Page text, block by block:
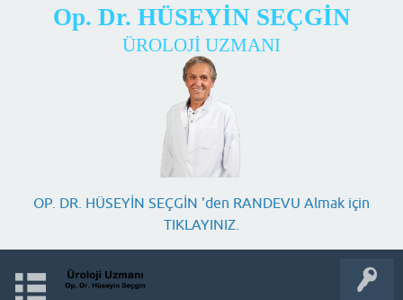
Op. Dr. HÜSEYİN SEÇGİN
ÜROLOJİ UZMANI
OP. DR. HÜSEYİN SEÇGİN 'den RANDEVU Almak için
TIKLAYINIZ.